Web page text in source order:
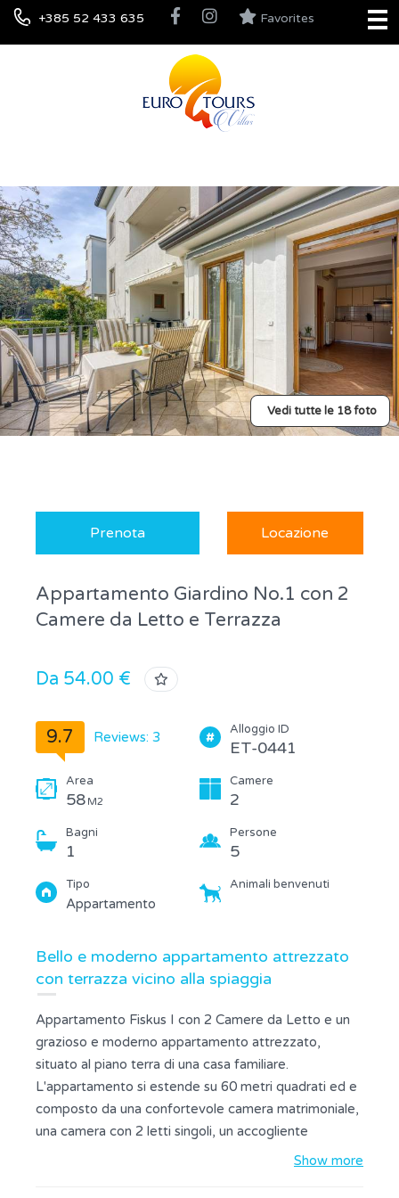
+385 52 433 635 Favorites
Vedi tutte le 18 foto
Prenota Locazione
Appartamento Giardino No.1 con 2
Camere da Letto e Terrazza
Da 54.00 €
9.7 Reviews: 3 Alloggio ID
ET-0441
Area
58 M2
Camere
2
Bagni
1
Persone
5
Tipo
Appartamento
Animali benvenuti
Bello e moderno appartamento attrezzato
con terrazza vicino alla spiaggia
Appartamento Fiskus I con 2 Camere da Letto e un
grazioso e moderno appartamento attrezzato,
situato al piano terra di una casa familiare.
L'appartamento si estende su 60 metri quadrati ed e
composto da una confortevole camera matrimoniale,
una camera con 2 letti singoli, un accogliente
soggiorno con divano letto per una persona in piu, una
Show more